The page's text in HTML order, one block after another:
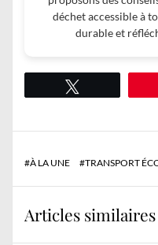
déchet accessible à
durable et
#À LA UNE #TRANSPORT
Articles similaires